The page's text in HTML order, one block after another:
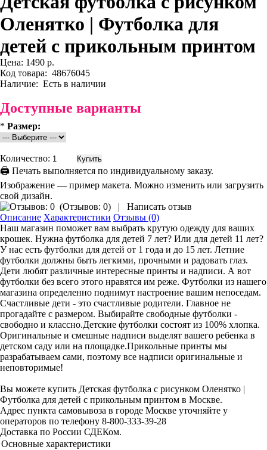
Оленятко | Футболка для
детей с прикольным принтом
Цена: 1490 р.
Код товара: 48676045
Наличие: Есть в наличии
Доступные варианты
* Размер:
Количество:
🖨 Печать выполняется по индивидуальному заказу.
Изображение — пример макета. Можно изменить или загрузить
свой дизайн.
(Отзывов: 0) |
Написать отзыв
Описание Характеристики Отзывы (0)
Наш магазин поможет вам выбрать крутую одежду для ваших
крошек. Нужна футболка для детей 7 лет? Или для детей 11 лет?
У нас есть футболки для детей от 1 года и до 15 лет. Летние
футболки должны быть легкими, прочными и радовать глаз.
Дети любят различные интересные принты и надписи. А вот
футболки без всего этого нравятся им реже. Футболки из нашего
магазина определенно поднимут настроение вашим непоседам.
Счастливые дети - это счастливые родители. Главное не
прогадайте с размером. Выбирайте свободные футболки -
свободно и классно.Детские футболки состоят из 100% хлопка.
Оригинальные и смешные надписи выделят вашего ребенка в
детском саду или на площадке.Прикольные принты мы
разрабатываем сами, поэтому все надписи оригинальные и
неповторимые!
Вы можете купить Детская футболка с рисунком Оленятко |
Футболка для детей с прикольным принтом в Москве.
Адрес пункта самовывоза в городе Москве уточняйте у
операторов по телефону 8-800-333-39-28
Доставка по России СДЕКом.
Основные характеристики